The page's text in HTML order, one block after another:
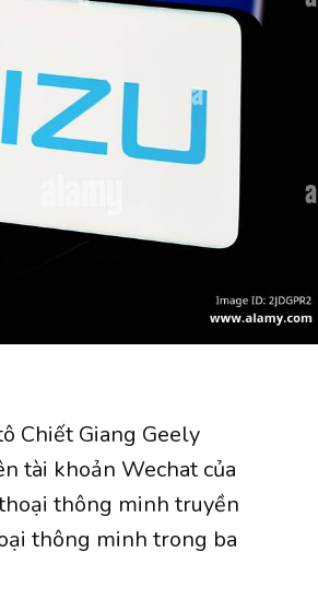
Chiết Giang Geely
tài khoản Wechat của
thông minh truyền
thông minh trong ba